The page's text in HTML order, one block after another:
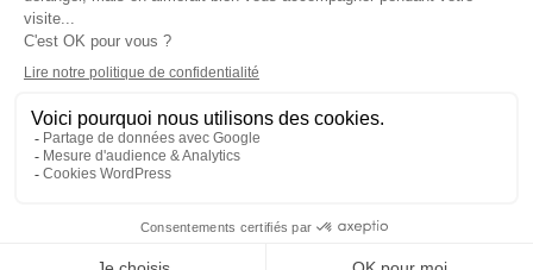
Contactez-nous-Mentions légales-CGV-Politique de
confidentialité-Gestion des cookies
Cedex 06